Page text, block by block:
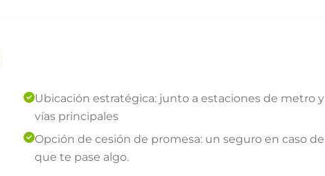
Ubicación estratégica: junto a estaciones de metro y
vías principales
Opción de cesión de promesa: un seguro en caso de
que te pase algo.